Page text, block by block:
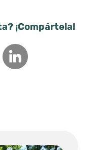
¡Compártela!